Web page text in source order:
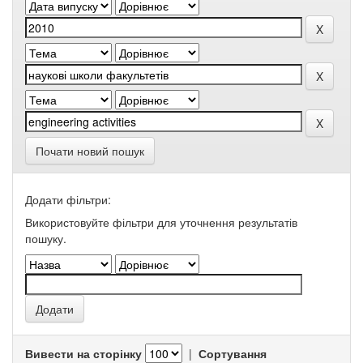
Почати новий пошук
Додати фільтри:
Використовуйте фільтри для уточнення результатів
пошуку.
Вивести на сторінку | Сортування